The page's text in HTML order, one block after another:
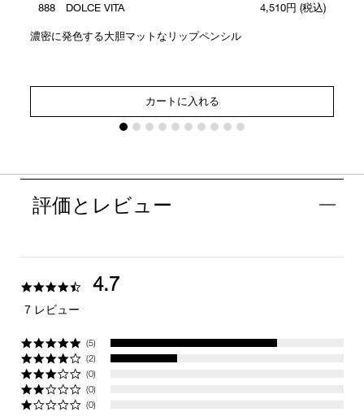
888 DOLCE VITA 4,510円 (税込)
濃密に発色する大胆マットなリップペンシル
カートに入れる
評価とレビュー
4.74.7
7 レビュー
(5)
(2)
(0)
(0)
(0)